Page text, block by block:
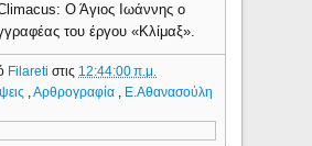
Ο Άγιος Ιωάννης ο
του έργου «Κλίμαξ».
Filaretiστις 12:44:00 π.μ.
,Αρθρογραφία Ε.Αθανασούλη